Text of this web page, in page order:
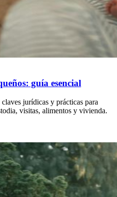
guía esencial
jurídicas y prácticas para
visitas, alimentos y vivienda.